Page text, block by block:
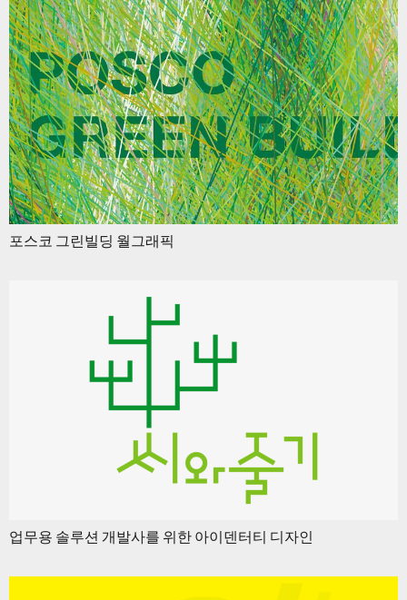
포스코 그린빌딩 월그래픽
업무용 솔루션 개발사를 위한 아이덴터티 디자인